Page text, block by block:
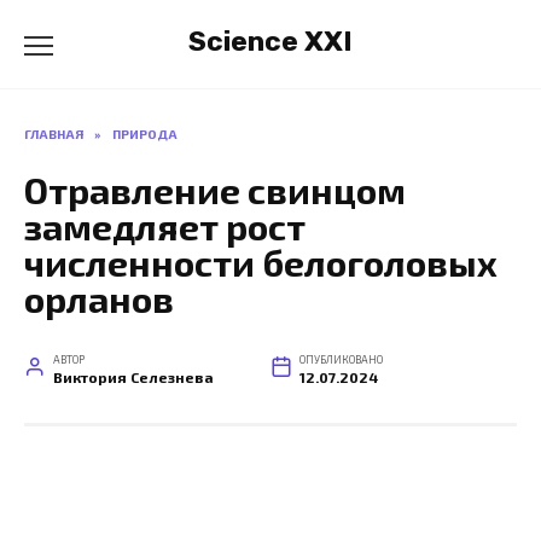
содержанию
Science XXI
ГЛАВНАЯ » ПРИРОДА
Отравление свинцом
замедляет рост
численности белоголовых
орланов
АВТОР
Виктория Селезнева
ОПУБЛИКОВАНО
12.07.2024